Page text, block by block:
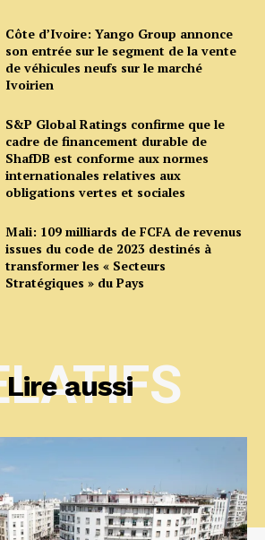
Côte d’Ivoire: Yango Group annonce
son entrée sur le segment de la vente
de véhicules neufs sur le marché
Ivoirien
S&P Global Ratings confirme que le
cadre de financement durable de
ShafDB est conforme aux normes
internationales relatives aux
obligations vertes et sociales
Mali: 109 milliards de FCFA de revenus
issues du code de 2023 destinés à
transformer les « Secteurs
Stratégiques » du Pays
Lire aussi